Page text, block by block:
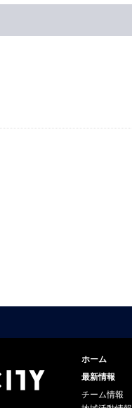
ホーム
最新情報
チーム情報